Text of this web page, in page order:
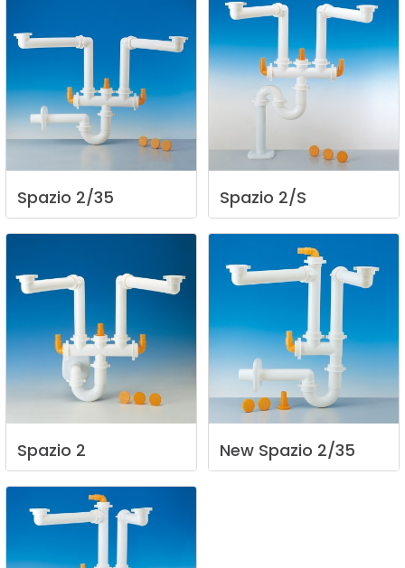
Spazio 2/35 Spazio 2/S
Spazio 2 New Spazio 2/35